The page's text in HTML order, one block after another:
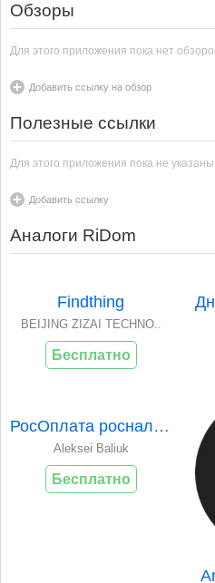
Обзоры
Для этого приложения пока нет
Добавить ссылку на обзор
Полезные ссылки
Для этого приложения пока не
Добавить ссылку
Аналоги RiDom
Findthing
BEIJING ZIZAI TECHNO..
Бесплатно
РосОплата росналог..
Aleksei Baliuk
Бесплатно